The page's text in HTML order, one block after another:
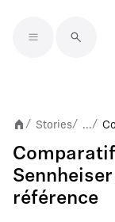
/ Stories/ .../
référence